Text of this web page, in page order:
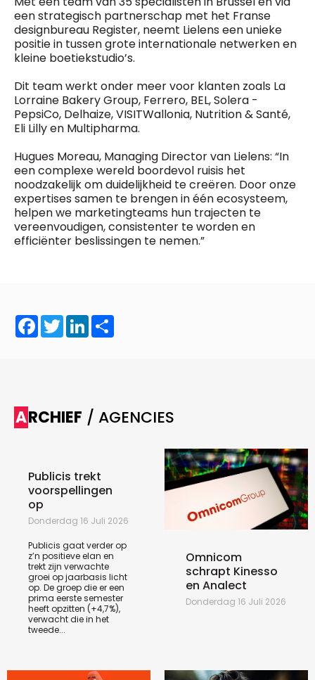
een strategisch partnerschap met het Franse
designbureau Register, neemt Lielens een unieke
positie in tussen grote internationale netwerken en
kleine boetiekstudio’s.
Dit team werkt onder meer voor klanten zoals La
Lorraine Bakery Group, Ferrero, BEL, Solera -
PepsiCo, Delhaize, VISITWallonia, Nutrition & Santé,
Eli Lilly en Multipharma.
Hugues Moreau, Managing Director van Lielens: “In
een complexe wereld boordevol ruisis het
noodzakelijk om duidelijkheid te creëren. Door onze
expertises samen te brengen in één ecosysteem,
helpen we marketingteams hun trajecten te
vereenvoudigen, consistenter te worden en
efficiënter beslissingen te nemen.”
Facebook
TwitterLinkedIn
ARCHIEF / AGENCIES
Publicis trekt
voorspellingen
op
Donderdag 16 Juli 2026
Publicis gaat verder op
z’n positieve elan en
trekt zijn verwachte
groei op jaarbasis licht
op. De groep die er een
prima eerste semester
heeft opzitten (+4,7%),
verwacht die in het
tweede...
Omnicom
schrapt Kinesso
en Analect
Donderdag 16 Juli 2026